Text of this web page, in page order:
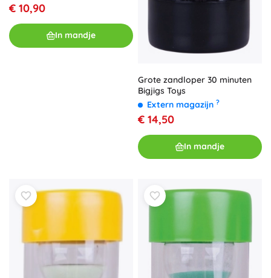
€ 10,90
In mandje
Grote zandloper 30 minuten
Bigjigs Toys
Extern magazijn ?
€ 14,50
In mandje